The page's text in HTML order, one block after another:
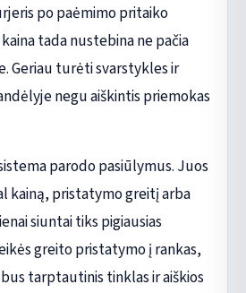
po paėmimo pritaiko
tada nustebina ne pačia
Geriau turėti svarstykles ir
negu aiškintis priemokas
parodo pasiūlymus. Juos
kainą, pristatymo greitį arba
siuntai tiks pigiausias
greito pristatymo į rankas,
tarptautinis tinklas ir aiškios